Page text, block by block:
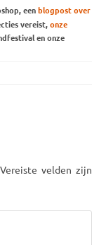
eenblogpost over
vereist,onze
en onze
velden zijn